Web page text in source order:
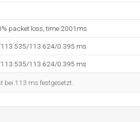
packet loss, time 2001ms
113.624/0.395 ms
113.624/0.395 ms
bei 113 ms festgesetzt.